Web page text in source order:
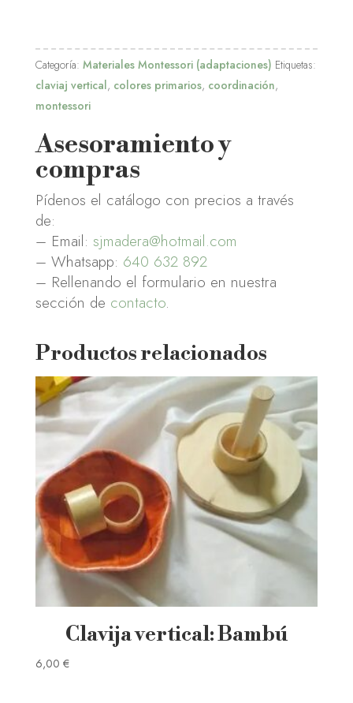
Categoría: Materiales Montessori (adaptaciones) Etiquetas:
claviaj vertical, colores primarios, coordinación,
montessori
Asesoramiento y
compras
Pídenos el catálogo con precios a través
de:
– Email: sjmadera@hotmail.com
– Whatsapp: 640 632 892
– Rellenando el formulario en nuestra
sección de contacto.
Productos relacionados
Clavija vertical: Bambú
6,00 €